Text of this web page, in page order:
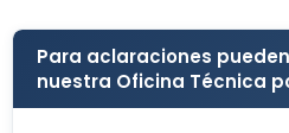
Para aclaraciones
nuestra Oficina Técnica